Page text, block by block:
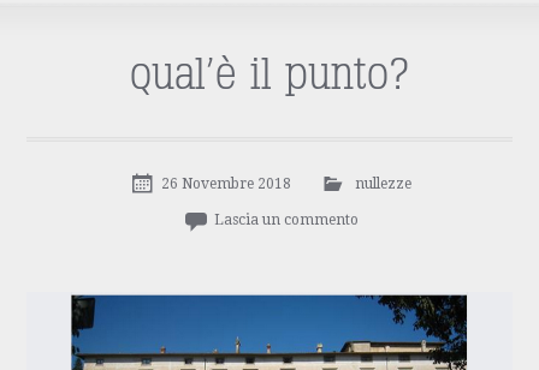
qual’è il punto?
26 Novembre 2018 nullezze
Lascia un commento